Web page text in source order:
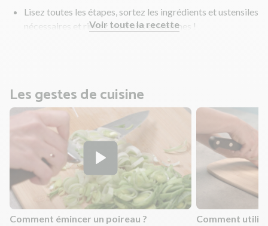
Lisez toutes les étapes, sortez les ingrédients et ustensiles
nécessaires et rincez les fruits et légumes !
Voir toute la recette
Les gestes de cuisine
Comment émincer un poireau ?
Comment